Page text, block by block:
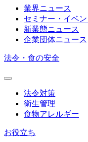
業界ニュース
セミナー・イベ
新業態ニュース
企業団体ニュース
法令・食の安全
法令対策
衛生管理
食物アレルギー
お役立ち